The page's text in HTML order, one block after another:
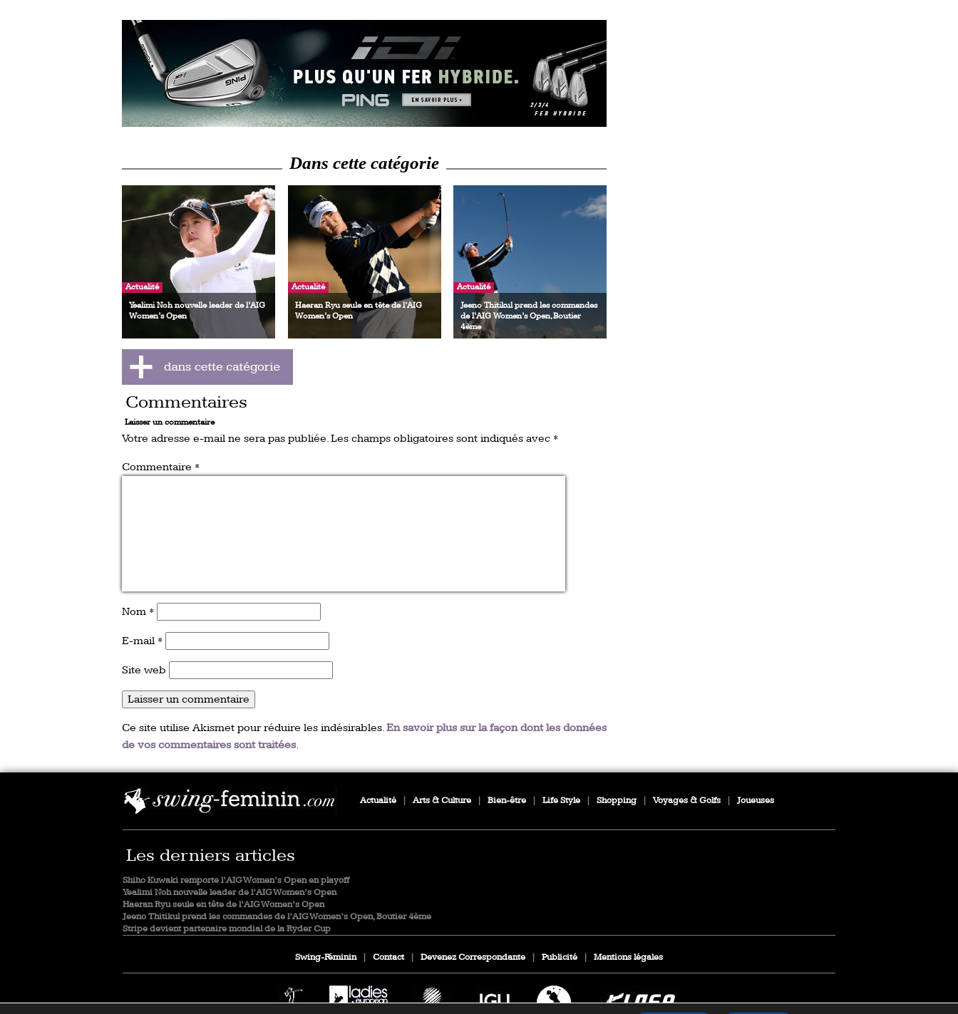
Dans cette catégorie
Actualité
Yealimi Noh nouvelle leader de l’AIG
Women’s Open
Actualité
Haeran Ryu seule en tête de l’AIG
Women’s Open
Actualité
Jeeno Thitikul prend les commandes
de l’AIG Women’s Open, Boutier
4ème
Commentaires
Laisser un commentaire
Votre adresse e-mail ne sera pas publiée.Les champs obligatoires sont indiqués avec *
Commentaire *
Nom *
E-mail *
Site web
Ce site utilise Akismet pour réduire les indésirables.En savoir plus sur la façon dont les données
de vos commentaires sont traitées.
Actualité Arts & Culture Bien-être Life Style Shopping Voyages & Golfs Joueuses
Les derniers articles
Shiho Kuwaki remporte l’AIG Women’s Open en playoff
Yealimi Noh nouvelle leader de l’AIG Women’s Open
Haeran Ryu seule en tête de l’AIG Women’s Open
Jeeno Thitikul prend les commandes de l’AIG Women’s Open, Boutier 4ème
Stripe devient partenaire mondial de la Ryder Cup
Swing-Féminin Contact Devenez Correspondante Publicité Mentions légales